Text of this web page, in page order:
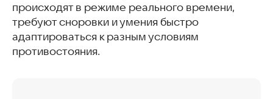
происходят в режиме реального времени,
требуют сноровки и умения быстро
адаптироваться к разным условиям
противостояния.